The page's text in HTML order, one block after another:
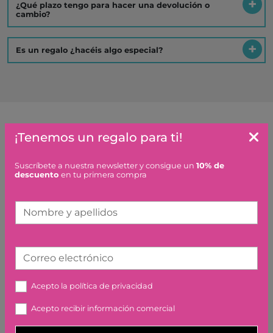
¿Qué plazo tengo para hacer una devolución o
cambio?
Es un regalo ¿hacéis algo especial?
Artículos similares o que combinan
MIGUEL EL HAMSTER PIXO
PUZZLE DISCOVER THE
PLANETS LONDJI
¡Tenemos un regalo para ti!
Suscríbete a nuestra newsletter y consigue un 10% de
descuento en tu primera compra
Nombre y apellidos
Correo electrónico
Acepto la política de privacidad
Acepto recibir información comercial